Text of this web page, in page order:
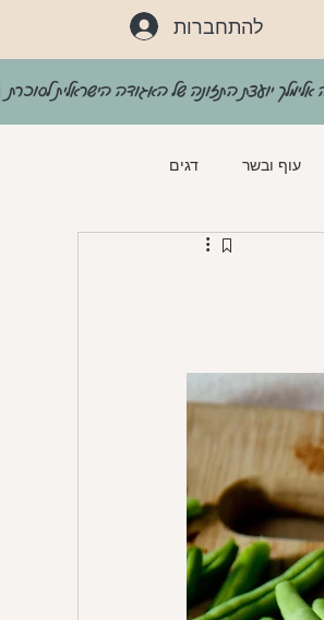
להתחברות
אלימלך יועצת התזונה של האגודה הישראלית לסוכרת
עוף ובשר דגים
מאפים